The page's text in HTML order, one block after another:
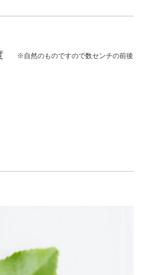
※自然のものですので数センチの前後